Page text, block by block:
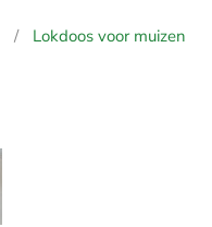
Lokdoos voor muizen